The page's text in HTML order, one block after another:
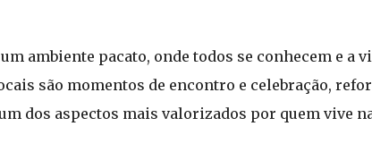
ambiente pacato, onde todos se conhecem e a
são momentos de encontro e celebração,
dos aspectos mais valorizados por quem vive